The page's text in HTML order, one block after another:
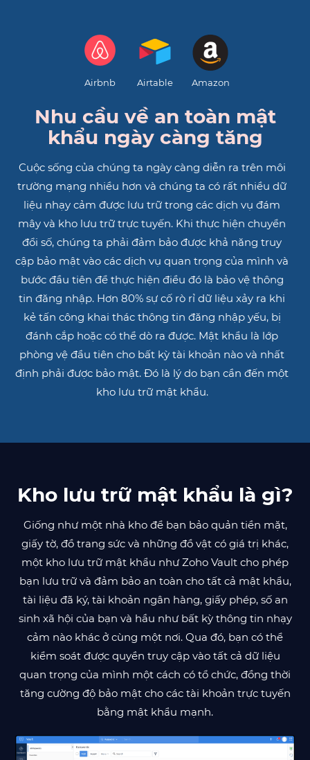
Airbnb Airtable Amazon
Nhu cầu về an toàn mật
khẩu ngày càng tăng
Cuộc sống của chúng ta ngày càng diễn ra trên môi
trường mạng nhiều hơn và chúng ta có rất nhiều dữ
liệu nhạy cảm được lưu trữ trong các dịch vụ đám
mây và kho lưu trữ trực tuyến. Khi thực hiện chuyển
đổi số, chúng ta phải đảm bảo được khả năng truy
cập bảo mật vào các dịch vụ quan trọng của mình và
bước đầu tiên để thực hiện điều đó là bảo vệ thông
tin đăng nhập. Hơn 80% sự cố rò rỉ dữ liệu xảy ra khi
kẻ tấn công khai thác thông tin đăng nhập yếu, bị
đánh cắp hoặc có thể dò ra được. Mật khẩu là lớp
phòng vệ đầu tiên cho bất kỳ tài khoản nào và nhất
định phải được bảo mật. Đó là lý do bạn cần đến một
kho lưu trữ mật khẩu.
Kho lưu trữ mật khẩu là gì?
Giống như một nhà kho để bạn bảo quản tiền mặt,
giấy tờ, đồ trang sức và những đồ vật có giá trị khác,
một kho lưu trữ mật khẩu như Zoho Vault cho phép
bạn lưu trữ và đảm bảo an toàn cho tất cả mật khẩu,
tài liệu đã ký, tài khoản ngân hàng, giấy phép, số an
sinh xã hội của bạn và hầu như bất kỳ thông tin nhạy
cảm nào khác ở cùng một nơi. Qua đó, bạn có thể
kiểm soát được quyền truy cập vào tất cả dữ liệu
quan trọng của mình một cách có tổ chức, đồng thời
tăng cường độ bảo mật cho các tài khoản trực tuyến
bằng mật khẩu mạnh.